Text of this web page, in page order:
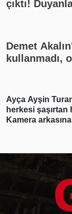
çıktı!
Demet
kullanmadı,
Ayça Ayşin
herkesi şaşırtan
Kamera